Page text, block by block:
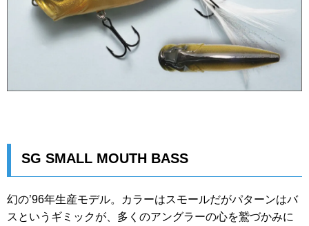
SG SMALL MOUTH BASS
幻の’96年生産モデル。カラーはスモールだがパターンはバ
スというギミックが、多くのアングラーの心を鷲づかみに